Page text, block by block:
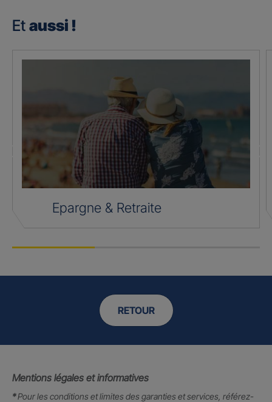
Et aussi !
Epargne & Retraite
RETOUR
Mentions légales et informatives
*Pour les conditions et limites des garanties et services, référez-